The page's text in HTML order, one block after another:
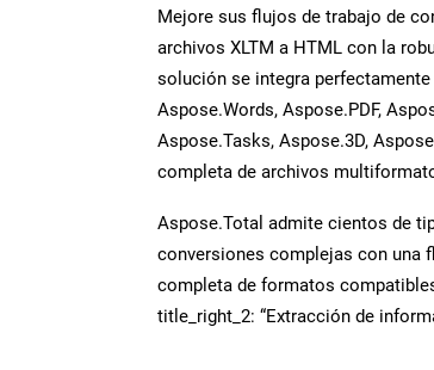
Mejore sus flujos de trabajo de
archivos XLTM a HTML con la
solución se integra
Aspose.Words, Aspose.PDF,
Aspose.Tasks, Aspose.3D,
completa de archivos
Aspose.Total admite cientos de
conversiones complejas con una
completa de formatos
title_right_2: “Extracción de